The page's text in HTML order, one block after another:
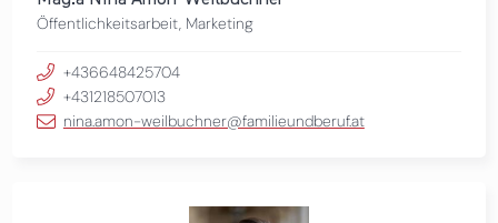
Öffentlichkeitsarbeit, Marketing
+436648425704
+431218507013
nina.amon-weilbuchner@familieundberuf.at